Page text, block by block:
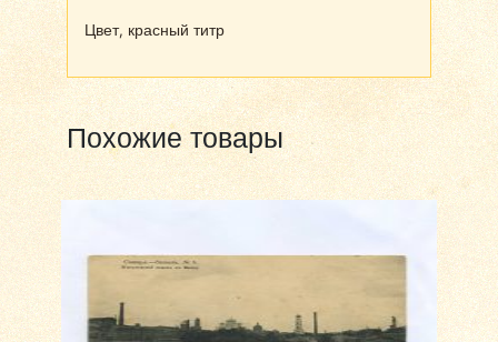
Цвет, красный титр
Похожие товары